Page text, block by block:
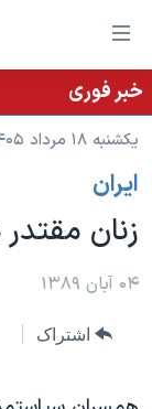
لینکهای
قابل
دسترسی
جهش
محتوای
اصلی
جهش
به
اصلی
به
خانه
نسخه سبک
موضوع ها
ایران
آمریکا
گزیده‌ها
برنامه های
جدول برنامه ها
عملیات خشم
پخش رادیویی
خبر فوری
یکشنبه ۱۸ مرداد ۱۴۰۵ ایران ۰۲:۱۲
ايران
زنان
۰۴ آبان ۱۳۸۹
اشتراک